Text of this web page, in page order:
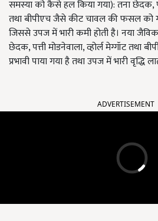
समस्या को कैसे हल किया गया): तना छेदक,
तथा बीपीएच जैसे कीट चावल की फसल को
जिससे उपज में भारी कमी होती है। नया
छेदक, पत्ती मोडनेवाला, व्होर्ल मेग्गॉट तथा
प्रभावी पाया गया है तथा उपज में भारी वृद्धि
ADVERTISEMENT